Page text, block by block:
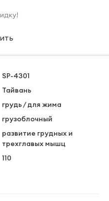
SP-4301
Тайвань
грудь / для жима
грузоблочный
развитие грудных и
трехглавых мышц
110